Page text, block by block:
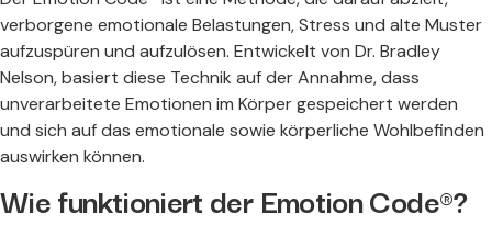
verborgene emotionale Belastungen, Stress und alte Muster
aufzuspüren und aufzulösen. Entwickelt von Dr. Bradley
Nelson, basiert diese Technik auf der Annahme, dass
unverarbeitete Emotionen im Körper gespeichert werden
und sich auf das emotionale sowie körperliche Wohlbefinden
auswirken können.
Wie funktioniert der Emotion Code®?​